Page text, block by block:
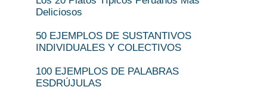
Deliciosos
50 EJEMPLOS DE SUSTANTIVOS
INDIVIDUALES Y COLECTIVOS
100 EJEMPLOS DE PALABRAS
ESDRÚJULAS